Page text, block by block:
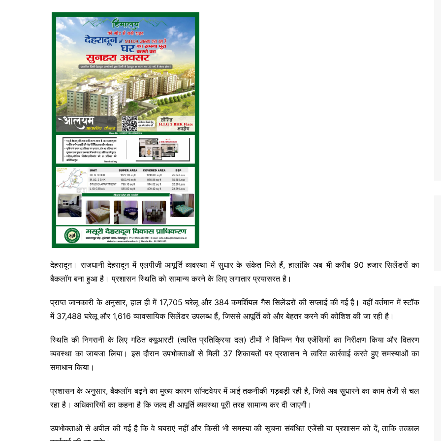
देहरादून। राजधानी देहरादून में एलपीजी आपूर्ति व्यवस्था में सुधार के संकेत मिले हैं, हालांकि अब भी करीब 90 हजार सिलेंडरों का
बैकलॉग बना हुआ है। प्रशासन स्थिति को सामान्य करने के लिए लगातार प्रयासरत है।
प्राप्त जानकारी के अनुसार, हाल ही में 17,705 घरेलू और 384 कमर्शियल गैस सिलेंडरों की सप्लाई की गई है। वहीं वर्तमान में स्टॉक
में 37,488 घरेलू और 1,616 व्यावसायिक सिलेंडर उपलब्ध हैं, जिससे आपूर्ति को और बेहतर करने की कोशिश की जा रही है।
स्थिति की निगरानी के लिए गठित क्यूआरटी (त्वरित प्रतिक्रिया दल) टीमों ने विभिन्न गैस एजेंसियों का निरीक्षण किया और वितरण
व्यवस्था का जायजा लिया। इस दौरान उपभोक्ताओं से मिली 37 शिकायतों पर प्रशासन ने त्वरित कार्रवाई करते हुए समस्याओं का
समाधान किया।
प्रशासन के अनुसार, बैकलॉग बढ़ने का मुख्य कारण सॉफ्टवेयर में आई तकनीकी गड़बड़ी रही है, जिसे अब सुधारने का काम तेजी से चल
रहा है। अधिकारियों का कहना है कि जल्द ही आपूर्ति व्यवस्था पूरी तरह सामान्य कर दी जाएगी।
उपभोक्ताओं से अपील की गई है कि वे घबराएं नहीं और किसी भी समस्या की सूचना संबंधित एजेंसी या प्रशासन को दें, ताकि तत्काल